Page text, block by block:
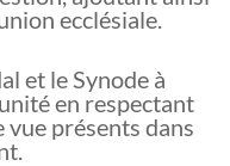
ecclésiale.
et le Synode à
en respectant
présents dans